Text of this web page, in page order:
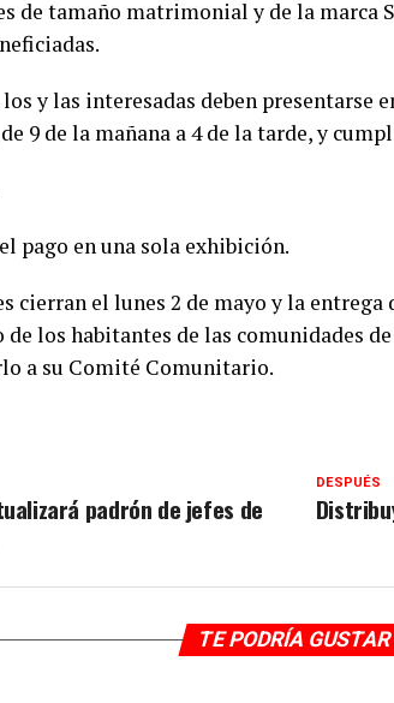
de tamaño matrimonial y de la marca
y las interesadas deben presentarse
9 de la mañana a 4 de la tarde, y
pago en una sola exhibición.
cierran el lunes 2 de mayo y la entrega
de los habitantes de las comunidades
a su Comité Comunitario.
DESPUÉS
padrón de jefes de
TE PODRÍA GUSTAR